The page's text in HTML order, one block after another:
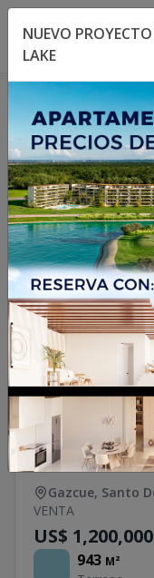
Toggle navigation
1/1
Terreno en
Gazcue, Santo
VENTA
US$ 1,200,000
943 M²
NUEVO
LAKE